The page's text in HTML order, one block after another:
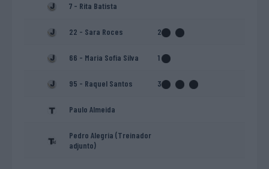
7 - Rita Batista
22 - Sara Roces 2
66 - Maria Sofia Silva 1
95 - Raquel Santos 3
Paulo Almeida
Pedro Alegria (Treinador
adjunto)